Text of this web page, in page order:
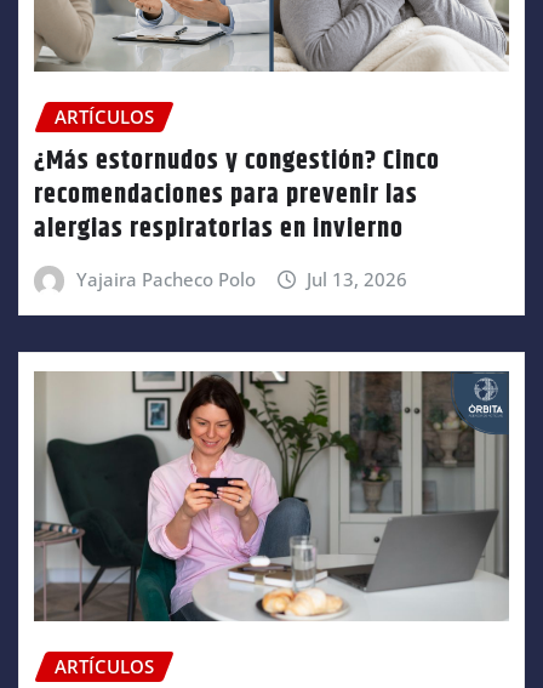
ARTÍCULOS
¿Más estornudos y congestión? Cinco
recomendaciones para prevenir las
alergias respiratorias en invierno
Yajaira Pacheco Polo Jul 13, 2026
ARTÍCULOS